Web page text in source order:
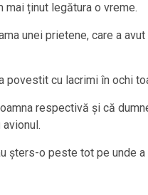
mai ținut legătura o vreme.
unei prietene, care a
povestit cu lacrimi în ochi
respectivă și că
șters-o peste tot pe unde